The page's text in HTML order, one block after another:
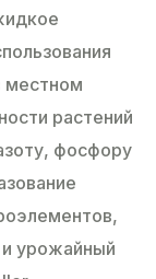
местном
растений
фосфору
урожайный